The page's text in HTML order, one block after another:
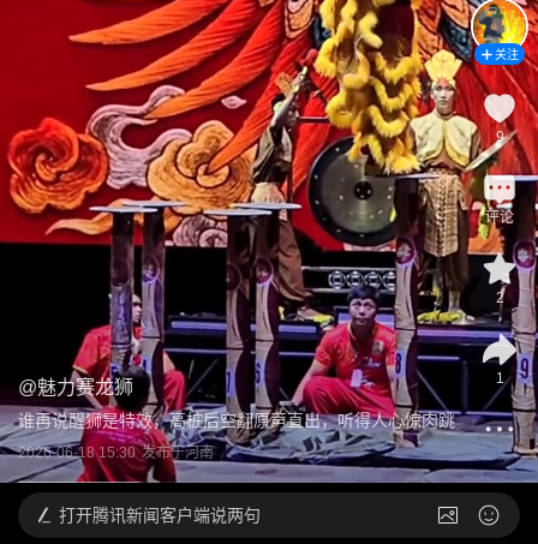
@魅力赛龙狮
谁再说醒狮是特效，高桩后空翻原声直出，听得人心惊肉跳
2026-06-18 15:30 发布于河南
关注
9
评论
2
1
打开腾讯新闻客户端说两句